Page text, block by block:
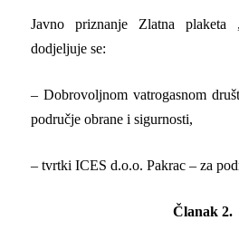
Javno priznanje Zlatna plaketa
dodjeljuje se:
– Dobrovoljnom vatrogasnom
područje obrane i sigurnosti,
– tvrtki ICES d.o.o. Pakrac – za
Članak 2.